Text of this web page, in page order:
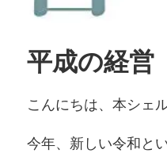
平成の経営
こんにちは、本シェ
今年、新しい令和と